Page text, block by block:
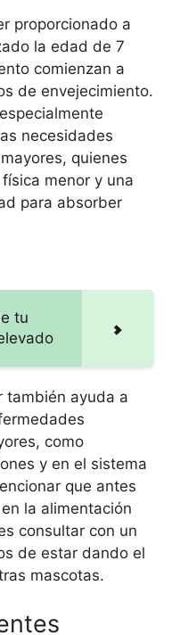
proporcionado a
la edad de 7
comienzan a
de envejecimiento.
necesidades
quienes
menor y una
para absorber
tu
también ayuda a
como
y en el sistema
que antes
la alimentación
consultar con un
de estar dando el
mascotas.